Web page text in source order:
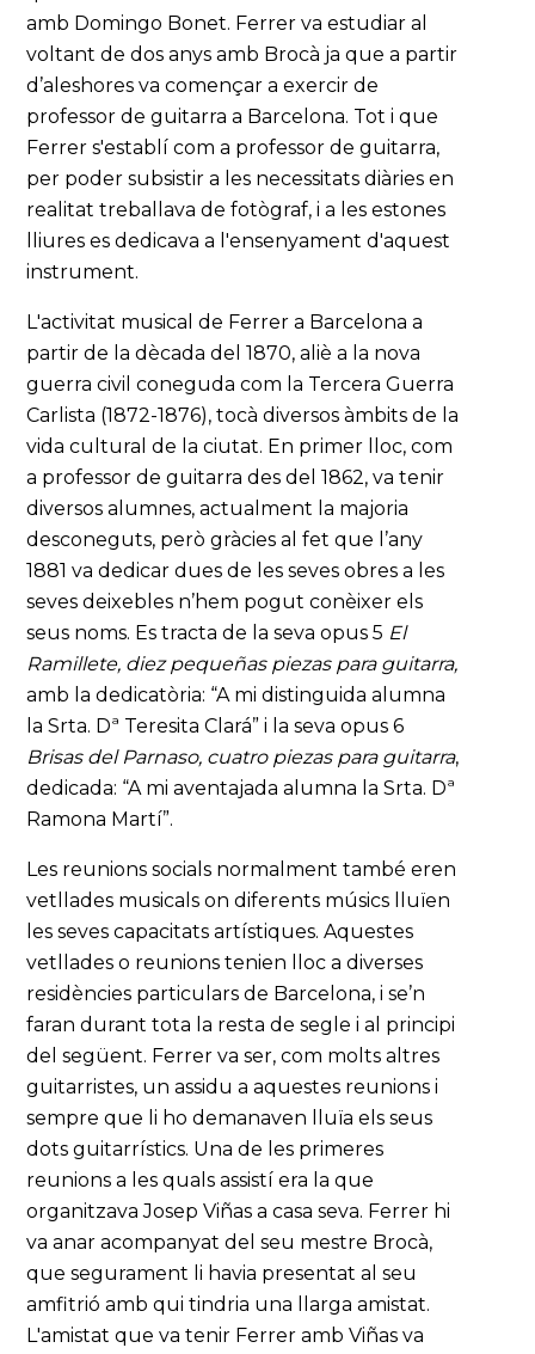
amb Domingo Bonet. Ferrer va estudiar al
voltant de dos anys amb Brocà ja que a partir
d’aleshores va començar a exercir de
professor de guitarra a Barcelona. Tot i que
Ferrer s'establí com a professor de guitarra,
per poder subsistir a les necessitats diàries en
realitat treballava de fotògraf, i a les estones
lliures es dedicava a l'ensenyament d'aquest
instrument.
L'activitat musical de Ferrer a Barcelona a
partir de la dècada del 1870, aliè a la nova
guerra civil coneguda com la Tercera Guerra
Carlista (1872-1876), tocà diversos àmbits de la
vida cultural de la ciutat. En primer lloc, com
a professor de guitarra des del 1862, va tenir
diversos alumnes, actualment la majoria
desconeguts, però gràcies al fet que l’any
1881 va dedicar dues de les seves obres a les
seves deixebles n’hem pogut conèixer els
seus noms. Es tracta de la seva opus 5 El
Ramillete, diez pequeñas piezas para guitarra,
amb la dedicatòria: “A mi distinguida alumna
la Srta. Dª Teresita Clará” i la seva opus 6
Brisas del Parnaso, cuatro piezas para guitarra,
dedicada: “A mi aventajada alumna la Srta. Dª
Ramona Martí”.
Les reunions socials normalment també eren
vetllades musicals on diferents músics lluïen
les seves capacitats artístiques. Aquestes
vetllades o reunions tenien lloc a diverses
residències particulars de Barcelona, i se’n
faran durant tota la resta de segle i al principi
del següent. Ferrer va ser, com molts altres
guitarristes, un assidu a aquestes reunions i
sempre que li ho demanaven lluïa els seus
dots guitarrístics. Una de les primeres
reunions a les quals assistí era la que
organitzava Josep Viñas a casa seva. Ferrer hi
va anar acompanyat del seu mestre Brocà,
que segurament li havia presentat al seu
amfitrió amb qui tindria una llarga amistat.
L'amistat que va tenir Ferrer amb Viñas va